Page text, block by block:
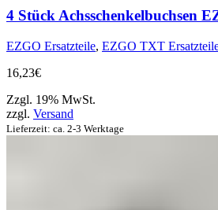
4 Stück Achsschenkelbuchsen
EZGO Ersatzteile, EZGO TXT
16,23€
Zzgl. 19% MwSt.
zzgl. Versand
Lieferzeit: ca. 2-3 Werktage